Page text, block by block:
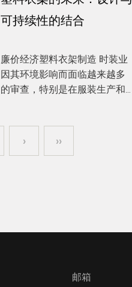
可持续性的结合
廉价经济塑料衣架制造 时装业
因其环境影响而面临越来越多
的审查，特别是在服装生产和
› ››
邮箱